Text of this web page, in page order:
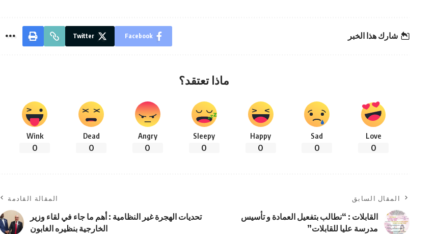
شارك هذا الخبر Facebook
Twitter
ماذا تعتقد؟
Love
0
Sad
0
Happy
0
Sleepy
0
Angry
0
Dead
0
Wink
0
المقال السابق
القابلات : “نطالب بتفعيل العمادة و تأسيس
مدرسة عليا للقابلات”
المقالة القادمة
تحديات الهجرة غير النظامية : أهم ما جاء في لقاء وزير
الخارجية بنظيره الغابون